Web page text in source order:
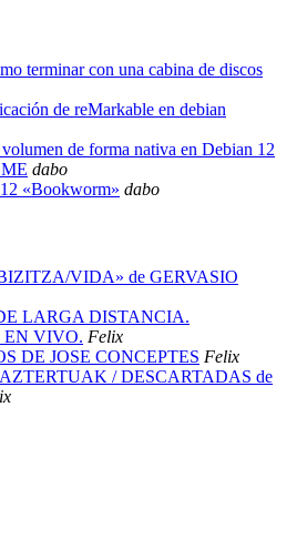
terminar con una cabina de discos
de reMarkable en debian
de forma nativa en Debian 12
dabo
«Bookworm» dabo
VIDA» de GERVASIO
LARGA DISTANCIA.
EN VIVO. Felix
DE JOSE CONCEPTES Felix
/ DESCARTADAS de